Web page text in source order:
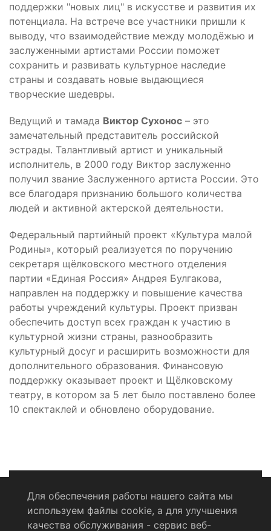
поддержки "новых лиц" в искусстве и развития их
потенциала. На встрече все участники пришли к
выводу, что взаимодействие между молодёжью и
заслуженными артистами России поможет
сохранить и развивать культурное наследие
страны и создавать новые выдающиеся
творческие шедевры.
Ведущий и тамада Виктор Сухонос – это
замечательный представитель российской
эстрады. Талантливый артист и уникальный
исполнитель, в 2000 году Виктор заслуженно
получил звание Заслуженного артиста России. Это
все благодаря признанию большого количества
людей и активной актерской деятельности.
Федеральный партийный проект «Культура малой
Родины», который реализуется по поручению
секретаря щёлковского местного отделения
партии «Единая Россия» Андрея Булгакова,
направлен на поддержку и повышение качества
работы учреждений культуры. Проект призван
обеспечить доступ всех граждан к участию в
культурной жизни страны, разнообразить
культурный досуг и расширить возможности для
дополнительного образования. Финансовую
поддержку оказывает проект и Щёлковскому
театру, в котором за 5 лет было поставлено более
10 спектаклей и обновлено оборудование.
Политика конфиденциальности
Для обеспечения работы нашего сайта мы
используем файлы cookie, а для улучшения
качества обслуживания - сервис веб-